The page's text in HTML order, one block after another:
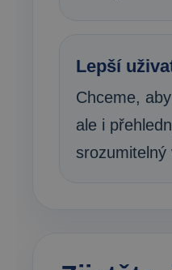
Lepší
Chceme,
ale i
srozumitelný